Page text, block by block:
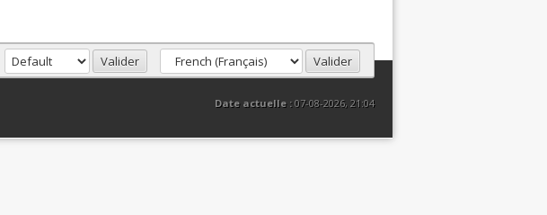
Date actuelle :07-08-2026, 21:04